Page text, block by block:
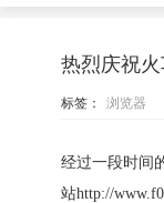
热烈庆祝
标签： 浏览器
经过一段时间
站http://